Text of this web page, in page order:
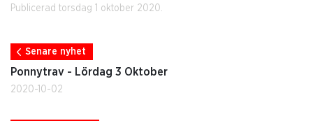
Publicerad torsdag 1 oktober 2020.
Senare nyhet
Ponnytrav - Lördag 3 Oktober
2020-10-02